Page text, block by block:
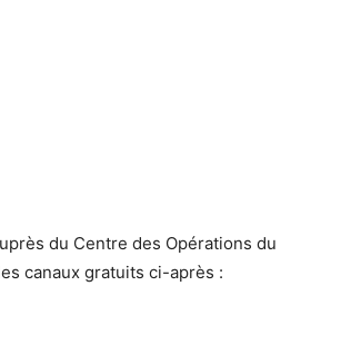
du Centre des Opérations du
canaux gratuits ci-après :